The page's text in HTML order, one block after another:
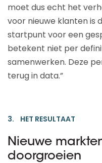
moet dus echt het
voor nieuwe klanten is
startpunt voor een
betekent niet per
samenwerken. Deze
terug in data.”
3. HET RESULTAAT
Nieuwe
doorgroeien